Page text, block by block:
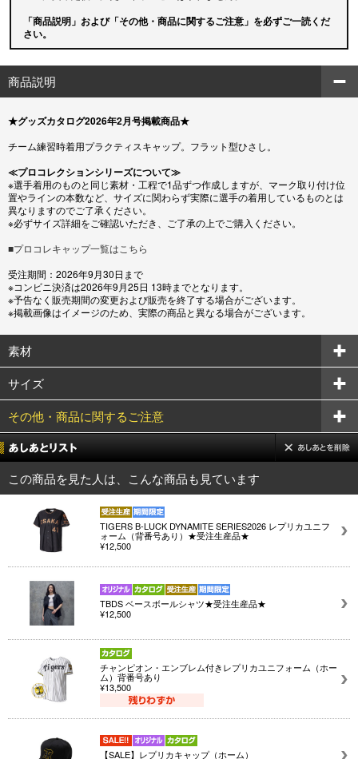
「商品説明」および「その他・商品に関するご注意」を必ずご一読くだ
さい。
商品説明
★グッズカタログ2026年2月号掲載商品★
チーム練習時着用プラクティスキャップ。フラット型ひさし。
≪プロコレクションシリーズについて≫
※選手着用のものと同じ素材・工程で1品ずつ作成しますが、マーク取り付け位
置やラインの本数など、サイズに関わらず実際に選手の着用しているものとは
異なりますのでご了承ください。
※必ずサイズ詳細をご確認いただき、ご了承の上でご購入ください。
■プロコレキャップ一覧はこちら
受注期間：2026年9月30日まで
※コンビニ決済は2026年9月25日 13時までとなります。
※予告なく販売期間の変更および販売を終了する場合がございます。
※掲載画像はイメージのため、実際の商品と異なる場合がございます。
素材
サイズ
その他・商品に関するご注意
この商品を見た人は、こんな商品も見ています
TIGERS B-LUCK DYNAMITE SERIES2026 レプリカユニフ
ォーム（背番号あり）★受注生産品★
¥12,500
TBDS ベースボールシャツ★受注生産品★
¥12,500
チャンピオン・エンブレム付きレプリカユニフォーム（ホー
ム）背番号あり
¥13,500
【SALE】レプリカキャップ（ホーム）